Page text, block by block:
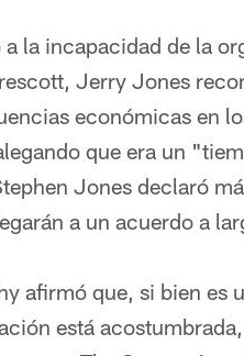
la incapacidad de la
Jerry Jones
económicas en
que era un
Jones declaró
a un acuerdo a
afirmó que, si bien es
está